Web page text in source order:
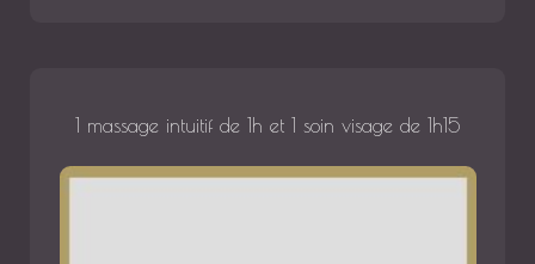
1 massage intuitif de 1h et 1 soin visage de 1h15